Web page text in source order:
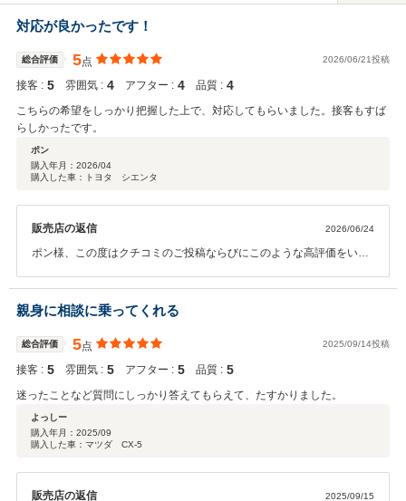
対応が良かったです！
総合評価 5点 2026/06/21投稿
接客 : 5 雰囲気 : 4 アフター : 4 品質 : 4
こちらの希望をしっかり把握した上で、対応してもらいました。接客もすば
らしかったです。
ポン
購入年月： 2026/04
購入した車：トヨタ シエンタ
販売店の返信 2026/06/24
ポン様、この度はクチコミのご投稿ならびにこのような高評価をいた
お越しくださりありがとうございました。年間走行もそれなりに多く
使われるとの事でしたので、ご安心してお乗りいただけるよう、アフ
ターメンテナンスもお任せください。何かお気づきの点がございまし
たらお気軽にご相談ください。今後ともよろしくお願いいたします。
親身に相談に乗ってくれる
総合評価 5点 2025/09/14投稿
接客 : 5 雰囲気 : 5 アフター : 5 品質 : 5
迷ったことなど質問にしっかり答えてもらえて、たすかりました。
よっしー
購入年月： 2025/09
購入した車：マツダ CX-5
販売店の返信 2025/09/15